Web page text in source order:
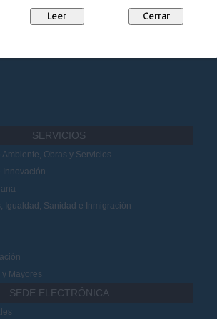
MUNICIPIO
SERVICIOS
Obras y Servicios
Innovación
Igualdad, Sanidad e Inmigración
Mayores
SEDE ELECTRÓNICA